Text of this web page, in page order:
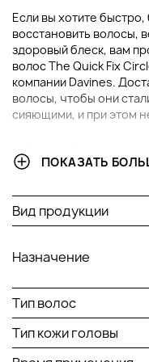
Если вы хотите
восстановить волосы,
здоровый блеск, вам
волос The Quick Fix
компании Davines.
волосы, чтобы они
сияющими, и при этом
АКТИВНЫЕ
натуральная красная
Она оказывает
обогащает кожу
жира, помогает
гилауроновая кислота
шелковистыми,
В ЧЕМ
УВЛАЖНЕНИЯ?
ПОКАЗАТЬ
Вид продукции
Назначение
Тип волос
Тип кожи головы